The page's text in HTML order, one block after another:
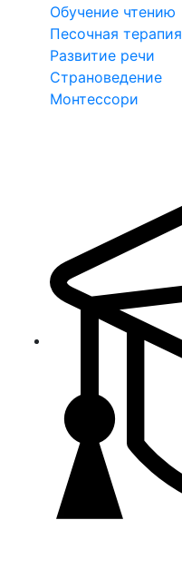
Обучение чтению
Песочная терапия
Развитие речи
Страноведение
Монтессори